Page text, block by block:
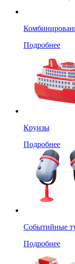
Подробнее
Круизы
Подробнее
Событийные
Подробнее